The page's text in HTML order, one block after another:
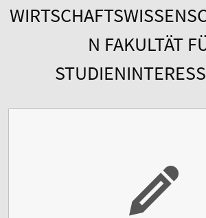
N FAKULTÄT